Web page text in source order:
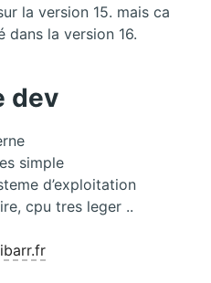
la version 15. mais ca
dans la version 16.
dev
simple
d’exploitation
cpu tres leger ..